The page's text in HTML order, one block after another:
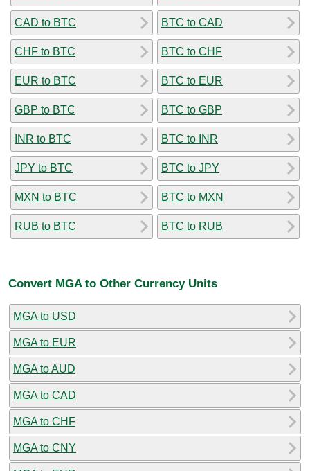
CAD to BTC
CHF to BTC
EUR to BTC
GBP to BTC
INR to BTC
JPY to BTC
MXN to BTC
RUB to BTC
BTC to CAD
BTC to CHF
BTC to EUR
BTC to GBP
BTC to INR
BTC to JPY
BTC to MXN
BTC to RUB
Convert MGA to Other Currency Units
MGA to USD
MGA to EUR
MGA to AUD
MGA to CAD
MGA to CHF
MGA to CNY